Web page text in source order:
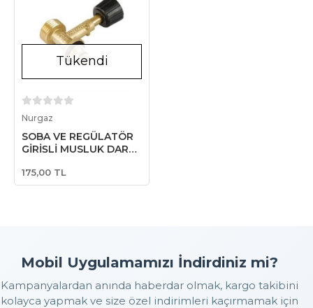
Tükendi
Nurgaz
SOBA VE REGÜLATÖR
GİRİŞLİ MUSLUK DAR
İÇİN
175,00 TL
Mobil Uygulamamızı İndirdiniz mi?
Kampanyalardan anında haberdar olmak, kargo takibini
kolayca yapmak ve size özel indirimleri kaçırmamak için